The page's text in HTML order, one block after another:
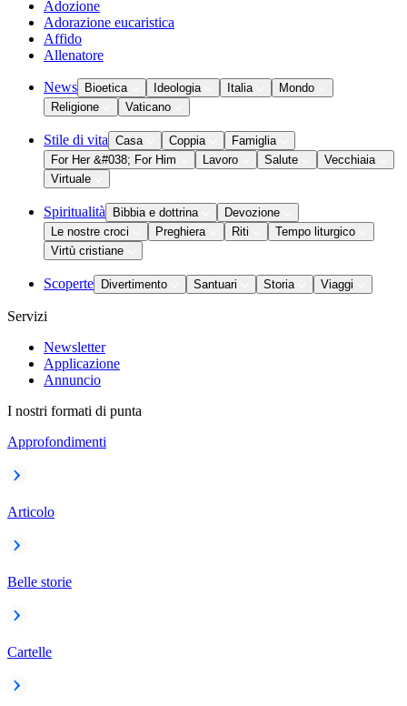
Adozione
Adorazione eucaristica
Affido
Allenatore
News Bioetica Ideologia Italia
Mondo
Religione
Vaticano
Stile di vita Casa Coppia
Famiglia
For Her &#038; For Him
Lavoro Salute
Vecchiaia
Virtuale
Spiritualità Bibbia e dottrina
Devozione
Le nostre croci
Preghiera Riti
Tempo liturgico
Virtù cristiane
Scoperte Divertimento Santuari Storia Viaggi
Servizi
Newsletter
Applicazione
Annuncio
I nostri formati di punta
Approfondimenti
Articolo
Belle storie
Cartelle